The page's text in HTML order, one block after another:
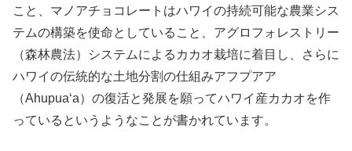
こと、マノアチョコレートはハワイの持続可能な農業シス
テムの構築を使命としていること、アグロフォレストリー
（森林農法）システムによるカカオ栽培に着目し、さらに
ハワイの伝統的な土地分割の仕組みアフプアア
（Ahupuaʻa）の復活と発展を願ってハワイ産カカオを作
っているというようなことが書かれています。